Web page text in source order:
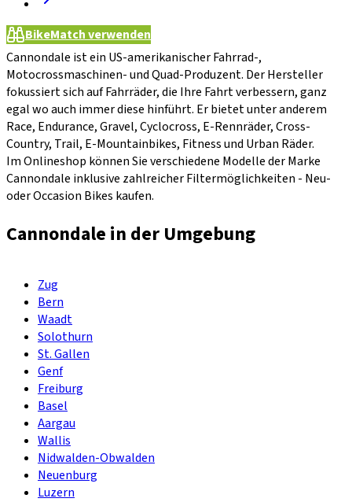
BikeMatch verwenden
Cannondale ist ein US-amerikanischer Fahrrad-,
Motocrossmaschinen- und Quad-Produzent. Der Hersteller
fokussiert sich auf Fahrräder, die Ihre Fahrt verbessern, ganz
egal wo auch immer diese hinführt. Er bietet unter anderem
Race, Endurance, Gravel, Cyclocross, E-Rennräder, Cross-
Country, Trail, E-Mountainbikes, Fitness und Urban Räder.
Im Onlineshop können Sie verschiedene Modelle der Marke
Cannondale inklusive zahlreicher Filtermöglichkeiten - Neu-
oder Occasion Bikes kaufen.
Cannondale in der Umgebung
Zug
Bern
Waadt
Solothurn
St. Gallen
Genf
Freiburg
Basel
Aargau
Wallis
Nidwalden-Obwalden
Neuenburg
Luzern